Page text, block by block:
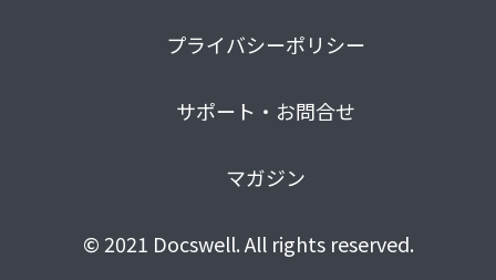
プライバシーポリシー
サポート・お問合せ
マガジン
© 2021 Docswell. All rights reserved.